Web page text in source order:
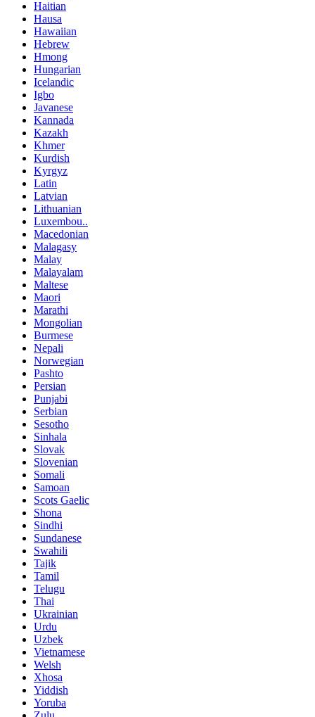
Haitian
Hausa
Hawaiian
Hebrew
Hmong
Hungarian
Icelandic
Igbo
Javanese
Kannada
Kazakh
Khmer
Kurdish
Kyrgyz
Latin
Latvian
Lithuanian
Luxembou..
Macedonian
Malagasy
Malay
Malayalam
Maltese
Maori
Marathi
Mongolian
Burmese
Nepali
Norwegian
Pashto
Persian
Punjabi
Serbian
Sesotho
Sinhala
Slovak
Slovenian
Somali
Samoan
Scots Gaelic
Shona
Sindhi
Sundanese
Swahili
Tajik
Tamil
Telugu
Thai
Ukrainian
Urdu
Uzbek
Vietnamese
Welsh
Xhosa
Yiddish
Yoruba